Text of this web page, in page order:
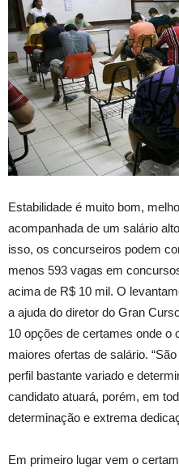
Estabilidade é muito bom,
acompanhada de um salário
isso, os concurseiros podem
menos 593 vagas em
acima de R$ 10 mil. O
a ajuda do diretor do Gran
10 opções de certames onde o
maiores ofertas de salário.
perfil bastante variado e
candidato atuará, porém, em
determinação e extrema
Em primeiro lugar vem o